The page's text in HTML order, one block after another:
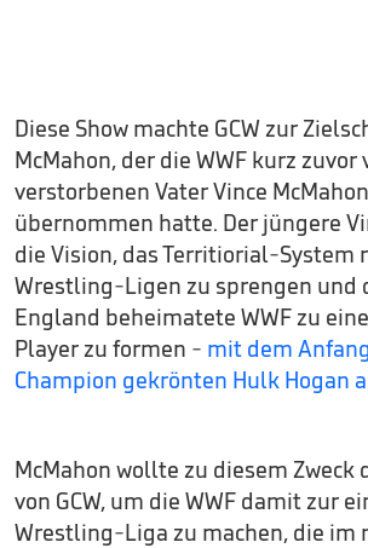
Diese Show machte GCW zur
McMahon, der die WWF kurz zuvor
verstorbenen Vater Vince
übernommen hatte. Der jüngere
die Vision, das Territiorial-System
Wrestling-Ligen zu sprengen und
England beheimatete WWF zu
Player zu formen - mit dem
Champion gekrönten Hulk Hogan
McMahon wollte zu diesem Zweck
von GCW, um die WWF damit zur
Wrestling-Liga zu machen, die im